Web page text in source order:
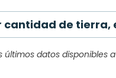
cantidad de tierra,
últimos datos disponibles